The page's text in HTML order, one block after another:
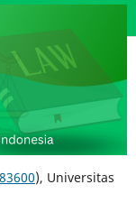
), Universitas